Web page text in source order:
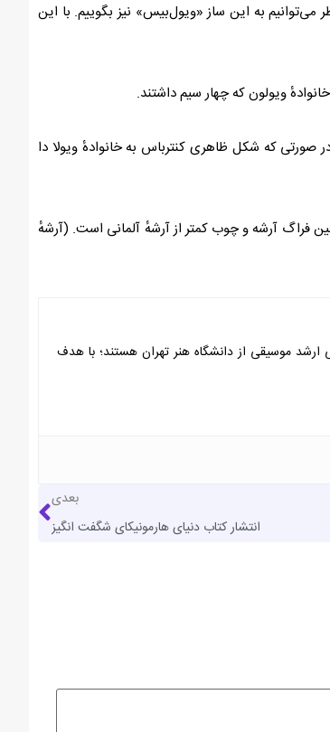
می‌توانیم به این ساز «ویول‌بیس» نیز بگوییم. با این
ویولون که چهار سیم داشتند.
که شکل ظاهری کنترباس به خانوادهٔ ویولا دا
ساختمان آرشه، در آرشهٔ فرانسوی، فاصلهٔ بین فراگ آرشه و چوب کمتر از آرشهٔ آلمانی است. (آرشهٔ
التحصیلان کارشناسی ارشد موسیقی از دانشگاه هنر تهران هستند؛ با هدف
بعدی
انتشار کتاب دنیای هارمونیکای شگفت انگیز